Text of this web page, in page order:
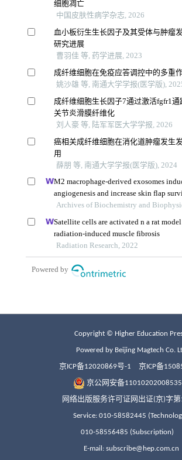
Copyright © Higher Education
Powered by Beijing Magtech Co.
京ICP备12020869号-1 京ICP备
京公网安备
网络出版服务许可证网出证(京)字第
Service: 010-58582445
010-58556485 (Subscription)
E-mail: subscribe@hep.com.cn